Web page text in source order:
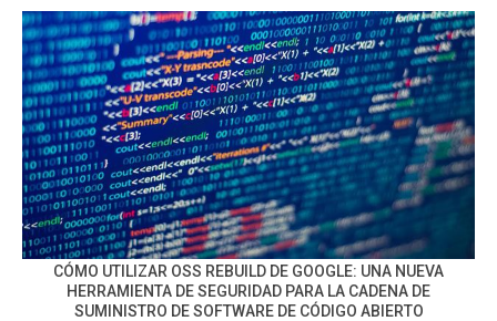
CÓMO UTILIZAR OSS REBUILD DE GOOGLE: UNA NUEVA
HERRAMIENTA DE SEGURIDAD PARA LA CADENA DE
SUMINISTRO DE SOFTWARE DE CÓDIGO ABIERTO